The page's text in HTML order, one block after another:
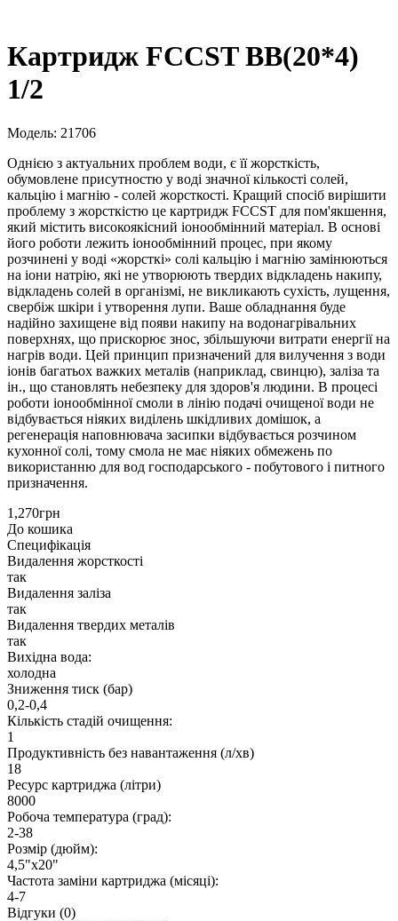
Картридж FCCST BB(20*4)
1/2
Модель: 21706
Однією з актуальних проблем води, є її жорсткість,
обумовлене присутностю у воді значної кількості солей,
кальцію і магнію - солей жорсткості. Кращий спосіб вирішити
проблему з жорсткістю це картридж FCCST для пом'якшення,
який містить високоякісний іонообмінний матеріал. В основі
його роботи лежить іонообмінний процес, при якому
розчинені у воді «жорсткі» солі кальцію і магнію замінюються
на іони натрію, які не утворюють твердих відкладень накипу,
відкладень солей в організмі, не викликають сухість, лущення,
свербіж шкіри і утворення лупи. Ваше обладнання буде
надійно захищене від появи накипу на водонагрівальних
поверхнях, що прискорює знос, збільшуючи витрати енергії на
нагрів води. Цей принцип призначений для вилучення з води
іонів багатьох важких металів (наприклад, свинцю), заліза та
ін., що становлять небезпеку для здоров'я людини. В процесі
роботи іонообмінної смоли в лінію подачі очищеної води не
відбувається ніяких виділень шкідливих домішок, а
регенерація наповнювача засипки відбувається розчином
кухонної солі, тому смола не має ніяких обмежень по
використанню для вод господарського - побутового і питного
призначення.
1,270грн
До кошика
Специфікація
Видалення жорсткості
так
Видалення заліза
так
Видалення твердих металів
так
Вихідна вода:
холодна
Зниження тиск (бар)
0,2-0,4
Кількість стадій очищення:
1
Продуктивність без навантаження (л/хв)
18
Ресурс картриджа (літри)
8000
Робоча температура (град):
2-38
Розмір (дюйм):
4,5"х20"
Частота заміни картриджа (місяці):
4-7
Відгуки (0)